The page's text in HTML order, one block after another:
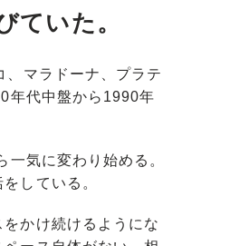
ていた。
マラドーナ、プラテ
年代中盤から1990年
気に変わり始める。
している。
かけ続けるようにな